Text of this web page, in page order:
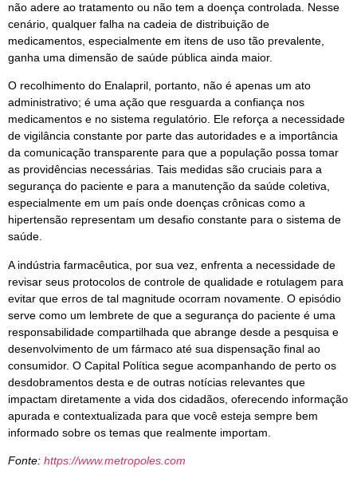
não adere ao tratamento ou não tem a doença controlada. Nesse
cenário, qualquer falha na cadeia de distribuição de
medicamentos, especialmente em itens de uso tão prevalente,
ganha uma dimensão de saúde pública ainda maior.
O recolhimento do Enalapril, portanto, não é apenas um ato
administrativo; é uma ação que resguarda a confiança nos
medicamentos e no sistema regulatório. Ele reforça a necessidade
de vigilância constante por parte das autoridades e a importância
da comunicação transparente para que a população possa tomar
as providências necessárias. Tais medidas são cruciais para a
segurança do paciente e para a manutenção da saúde coletiva,
especialmente em um país onde doenças crônicas como a
hipertensão representam um desafio constante para o sistema de
saúde.
A indústria farmacêutica, por sua vez, enfrenta a necessidade de
revisar seus protocolos de controle de qualidade e rotulagem para
evitar que erros de tal magnitude ocorram novamente. O episódio
serve como um lembrete de que a segurança do paciente é uma
responsabilidade compartilhada que abrange desde a pesquisa e
desenvolvimento de um fármaco até sua dispensação final ao
consumidor. O Capital Política segue acompanhando de perto os
desdobramentos desta e de outras notícias relevantes que
impactam diretamente a vida dos cidadãos, oferecendo informação
apurada e contextualizada para que você esteja sempre bem
informado sobre os temas que realmente importam.
Fonte: https://www.metropoles.com